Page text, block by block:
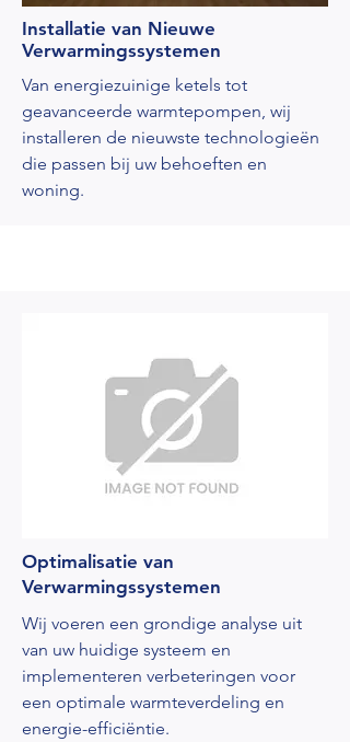
Installatie van Nieuwe
Verwarmingssystemen
Van energiezuinige ketels tot
geavanceerde warmtepompen, wij
installeren de nieuwste technologieën
die passen bij uw behoeften en
woning.
Optimalisatie van
Verwarmingssystemen
Wij voeren een grondige analyse uit
van uw huidige systeem en
implementeren verbeteringen voor
een optimale warmteverdeling en
energie-efficiëntie.